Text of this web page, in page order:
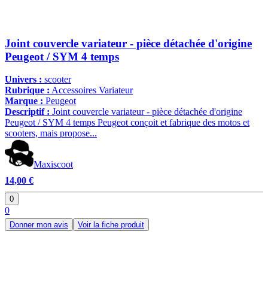
Joint couvercle variateur - pièce détachée d'origine
Peugeot / SYM 4 temps
Univers : scooter
Rubrique : Accessoires Variateur
Marque : Peugeot
Descriptif : Joint couvercle variateur - pièce détachée d'origine
Peugeot / SYM 4 temps Peugeot conçoit et fabrique des motos et
scooters, mais propose...
Maxiscoot
14,00 €
0
0
Donner mon avis Voir la fiche produit